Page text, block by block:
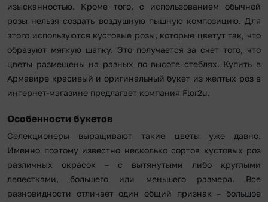
изысканностью. Кроме того, с использованием обычной
розы нельзя создать воздушную пышную композицию. Для
этого используются кустовые розы, которые цветут так, что
образуют мягкую шапку. Это получается за счет того, что
цветы размещены на разных по высоте стеблях. Купить в
Армавире красивый и оригинальный букет из желтых роз в
интернет-магазине предлагает компания Flor2u.
Особенности букетов
Селекционеры выращивают такие цветы уже давно.
Именно поэтому известно несколько сортов кустовых роз
различных окрасок – с вытянутыми либо круглыми
лепестками, большего или меньшего размера. Все
разновидности отличает один общий признак – большое